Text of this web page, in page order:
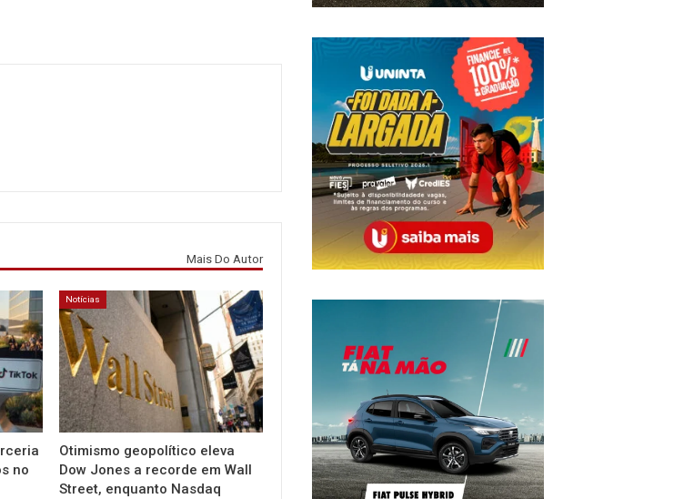
Mais Do Autor
no
Notícias
Otimismo geopolítico eleva
Dow Jones a recorde em Wall
Street, enquanto Nasdaq